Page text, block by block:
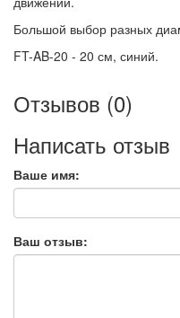
Большой выбор разных
FT-AB-20 - 20 см, синий.
Отзывов (0)
Написать отзыв
Ваше имя:
Ваш отзыв: